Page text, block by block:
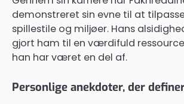
demonstreret sin evne til at
spillestile og miljøer. Hans
gjort ham til en værdifuld
han har været en del af.
Personlige anekdoter, der